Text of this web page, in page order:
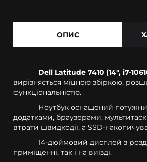
ОПИС
Dell Latitude 7410 (14", i7-
вирізняється міцною збіркою,
функціональністю.
Ноутбук оснащений
додатками, браузерами,
втрати швидкодії, а SSD-
14-дюймовий дисплей з
приміщенні, так і на виїзді.